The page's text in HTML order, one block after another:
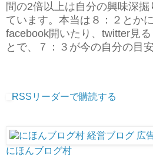
間の2倍以上は自分の興味深
ています。本当は８：２とか
facebook開いたり、twitter見
とで、７：３が今の自分の目安
RSSリーダーで購読する
にほんブログ村